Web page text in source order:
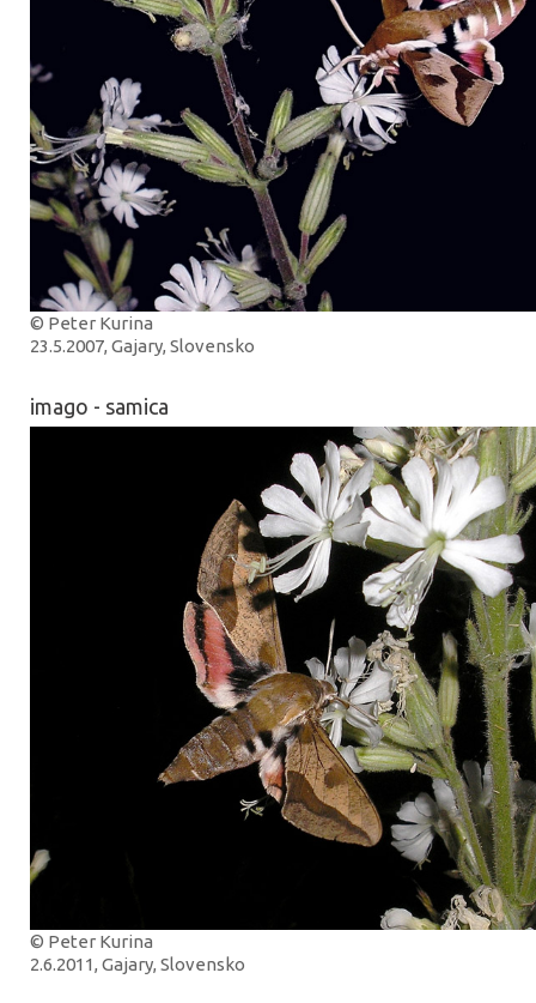
© Peter Kurina
23.5.2007, Gajary, Slovensko
imago - samica
© Peter Kurina
2.6.2011, Gajary, Slovensko